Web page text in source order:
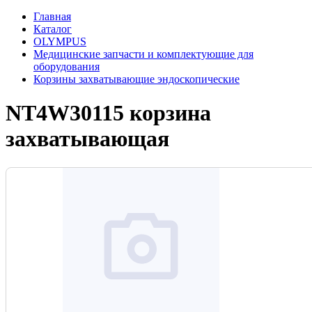
Главная
Каталог
OLYMPUS
Медицинские запчасти и комплектующие для
оборудования
Корзины захватывающие эндоскопические
NT4W30115 корзина
захватывающая